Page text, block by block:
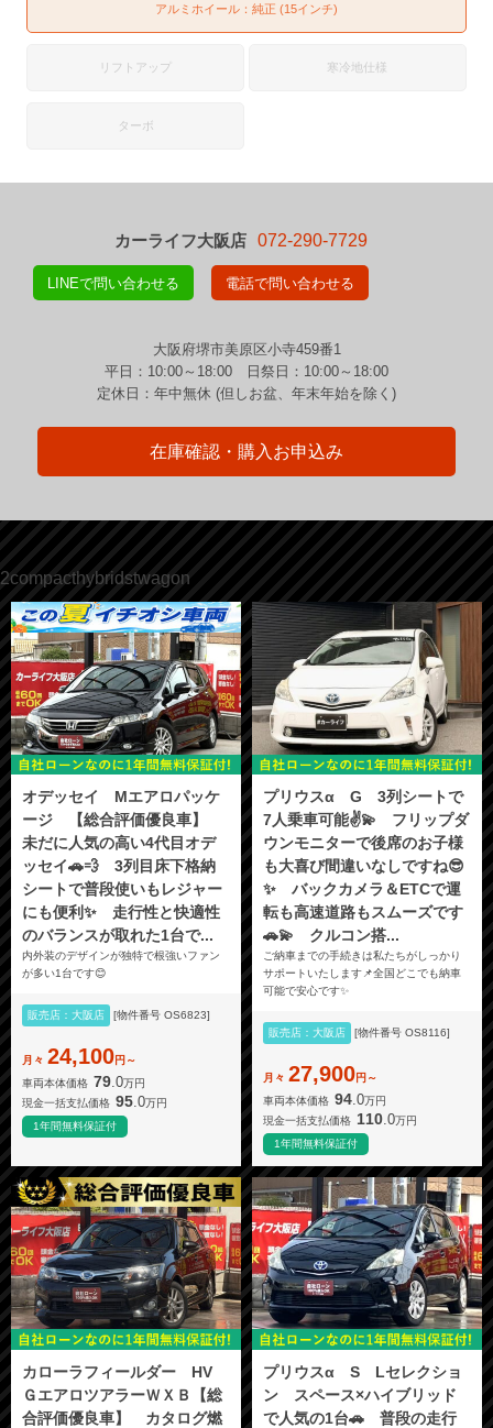
アルミホイール：純正 (15インチ)
リフトアップ 寒冷地仕様
ターボ
カーライフ大阪店 072-290-7729
LINEで問い合わせる 電話で問い合わせる
大阪府堺市美原区小寺459番1
平日：10:00～18:00 日祭日：10:00～18:00
定休日：年中無休 (但しお盆、年末年始を除く)
在庫確認・購入お申込み
2compacthybridstwagon
オデッセイ Mエアロパッケ
ージ 【総合評価優良車】
未だに人気の高い4代目オデ
ッセイ🚗💨 3列目床下格納
シートで普段使いもレジャー
にも便利✨ 走行性と快適性
のバランスが取れた1台で...
内外装のデザインが独特で根強いファン
が多い1台です😊
販売店：大阪店 [物件番号 OS6823]
月々 24,100円～
車両本体価格 79 .0万円
現金一括支払価格 95.0万円
1年間無料保証付
プリウスα G 3列シートで
7人乗車可能✌️💫 フリップダ
ウンモニターで後席のお子様
も大喜び間違いなしですね😎
✨ バックカメラ＆ETCで運
転も高速道路もスムーズです
🚗💫 クルコン搭...
ご納車までの手続きは私たちがしっかり
サポートいたします📌全国どこでも納車
可能で安心です✨
販売店：大阪店 [物件番号 OS8116]
月々 27,900円～
車両本体価格 94 .0万円
現金一括支払価格 110.0万円
1年間無料保証付
カローラフィールダー HV
ＧエアロツアラーＷＸＢ【総
合評価優良車】 カタログ燃
プリウスα S Lセレクショ
ン スペース×ハイブリッド
で人気の1台🚗 普段の走行